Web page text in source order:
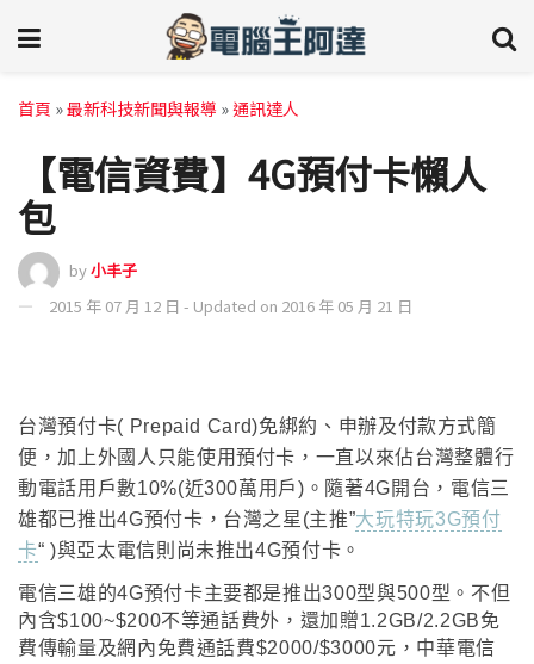
首頁 »最新科技新聞與報導 »通訊達人
【電信資費】4G預付卡懶人
包
by小丰子
2015 年 07 月 12 日 - Updated on 2016 年 05 月 21 日
台灣預付卡( Prepaid Card)免綁約、申辦及付款方式簡
便 ，加上外國人只能使用預付卡，一直以來佔台灣整體行
動電話用戶數10%(近300萬用戶) 。隨著4G開台 ，電信三
雄都已推出4G預付卡 ， 台灣之星(主推”大玩特玩3G預付
卡“ )與亞太電信則尚未推出4G預付卡 。
電信三雄的4G預付卡主要都是推出300型與500型 。 不但
內含$100~$200不等通話費外 ，還加贈1.2GB/2.2GB免
費傳輸量及網內免費通話費$2000/$3000元， 中華電信